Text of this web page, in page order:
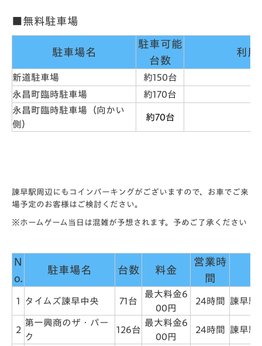
■無料駐車場
駐車場名
駐車可能
台数
利用
新道駐車場 約150台
永昌町臨時駐車場 約170台
永昌町臨時駐車場（向かい
側）
約70台
諫早駅周辺にもコインパーキングがございますので、お車でご来
場予定のお客様はご検討ください。
※ホームゲーム当日は混雑が予想されます。予めご了承ください
N
o.
駐車場名 台数 料金
営業時
間
1 タイムズ諫早中央 71台
最大料金6
00円
24時間 諫早駅
2
第一興商のザ・パー
ク
126台
最大料金6
00円
24時間 諫早駅